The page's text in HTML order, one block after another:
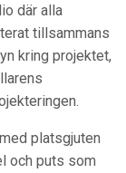
där alla
tillsammans
kring projektet,
platsgjuten
och puts som